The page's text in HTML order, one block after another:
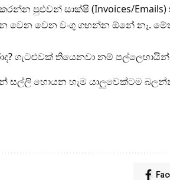
පුළුවන් සාක්ෂි (Invoices/
වෙන වෙන වංගු ගහන්න ඕනේ නෑ.
ගැටළුවක් තියෙනවා නම්
සල්ලි හොයන හැම යාලුවෙක්ටම